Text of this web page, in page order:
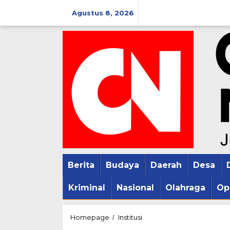
konten
Agustus 8, 2026
Berita Budaya Daerah Desa
Kriminal Nasional Olahraga
Homepage / InstitusiHadiri